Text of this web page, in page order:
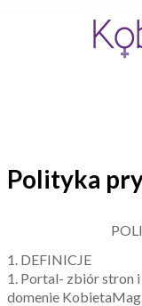
Polityka
1. DEFINICJE
1. Portal- zbiór stron
domenie